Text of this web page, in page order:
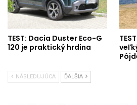
TEST: Dacia Duster Eco-G
120 je praktický hrdina
NÁSLEDUJÚCA ĎALŠIA